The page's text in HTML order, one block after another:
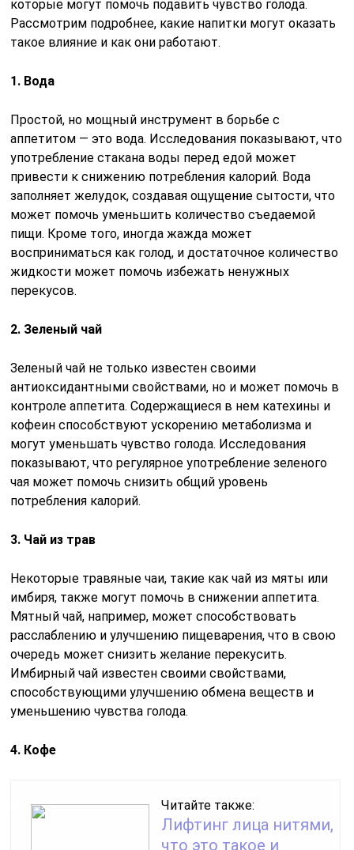
которые могут помочь подавить чувство голода.
Рассмотрим подробнее, какие напитки могут оказать
такое влияние и как они работают.
1. Вода
Простой, но мощный инструмент в борьбе с
аппетитом — это вода. Исследования показывают, что
употребление стакана воды перед едой может
привести к снижению потребления калорий. Вода
заполняет желудок, создавая ощущение сытости, что
может помочь уменьшить количество съедаемой
пищи. Кроме того, иногда жажда может
восприниматься как голод, и достаточное количество
жидкости может помочь избежать ненужных
перекусов.
2. Зеленый чай
Зеленый чай не только известен своими
антиоксидантными свойствами, но и может помочь в
контроле аппетита. Содержащиеся в нем катехины и
кофеин способствуют ускорению метаболизма и
могут уменьшать чувство голода. Исследования
показывают, что регулярное употребление зеленого
чая может помочь снизить общий уровень
потребления калорий.
3. Чай из трав
Некоторые травяные чаи, такие как чай из мяты или
имбиря, также могут помочь в снижении аппетита.
Мятный чай, например, может способствовать
расслаблению и улучшению пищеварения, что в свою
очередь может снизить желание перекусить.
Имбирный чай известен своими свойствами,
способствующими улучшению обмена веществ и
уменьшению чувства голода.
4. Кофе
Читайте также:
Лифтинг лица нитями,
что это такое и